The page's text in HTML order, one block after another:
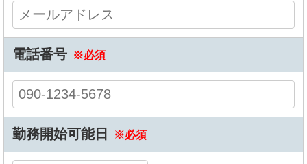
電話番号 ※必須
勤務開始可能日 ※必須